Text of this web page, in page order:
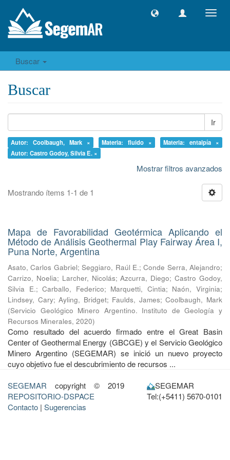
Buscar
Buscar
Ir
Autor: Coolbaugh, Mark × Materia: fluido ×
Materia: entalpía ×
Autor: Castro Godoy, Silvia E. ×
Mostrar filtros avanzados
Mostrando ítems 1-1 de 1
Mapa de Favorabilidad Geotérmica Aplicando el
Método de Análisis Geothermal Play Fairway Área I,
Puna Norte, Argentina
Asato, Carlos Gabriel;Seggiaro, Raúl E.;Conde Serra, Alejandro;
Carrizo, Noelia; Larcher, Nicolás;Azcurra, Diego;Castro Godoy,
Silvia E.;Carballo, Federico; Marquetti, Cintia; Naón, Virginia;
Lindsey, Cary;Ayling, Bridget; Faulds, James;Coolbaugh, Mark
(Servicio Geológico Minero Argentino. Instituto de Geología y
Recursos Minerales, 2020)
Como resultado del acuerdo firmado entre el Great Basin
Center of Geothermal Energy (GBCGE) y el Servicio Geológico
Minero Argentino (SEGEMAR) se inició un nuevo proyecto
cuyo objetivo fue el descubrimiento de recursos ...
SEGEMAR copyright © 2019
REPOSITORIO-DSPACE
Contacto | Sugerencias
SEGEMAR
Tel:(+5411) 5670-0101